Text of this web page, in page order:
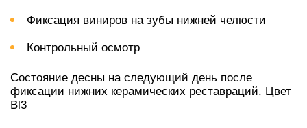
Фиксация виниров на зубы нижней челюсти
Контрольный осмотр
Состояние десны на следующий день после
фиксации нижних керамических реставраций. Цвет
Bl3